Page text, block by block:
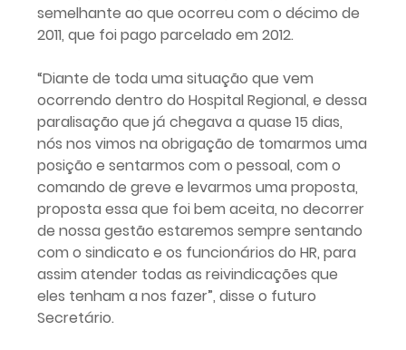
semelhante ao que ocorreu com o décimo de
2011, que foi pago parcelado em 2012.
“Diante de toda uma situação que vem
ocorrendo dentro do Hospital Regional, e dessa
paralisação que já chegava a quase 15 dias,
nós nos vimos na obrigação de tomarmos uma
posição e sentarmos com o pessoal, com o
comando de greve e levarmos uma proposta,
proposta essa que foi bem aceita, no decorrer
de nossa gestão estaremos sempre sentando
com o sindicato e os funcionários do HR, para
assim atender todas as reivindicações que
eles tenham a nos fazer”, disse o futuro
Secretário.